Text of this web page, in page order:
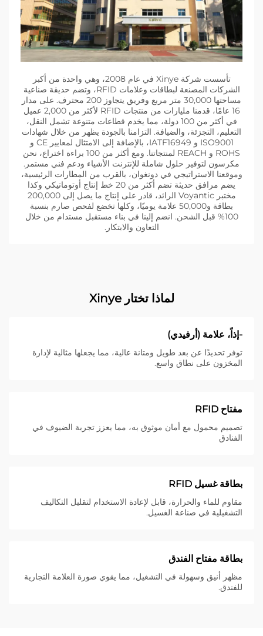
تأسست شركة Xinye في عام 2008، وهي واحدة من أكبر
الشركات المصنعة لبطاقات وعلامات RFID، وتضم حديقة صناعية
مساحتها 30,000 متر مربع وفريق يتجاوز 200 محترف. على مدار
16 عامًا، قدمنا مليارات من منتجات RFID لأكثر من 2,000 عميل
في أكثر من 100 دولة، مما يخدم قطاعات متنوعة تشمل النقل،
التعليم، التجزئة، والضيافة. التزامنا بالجودة يظهر من خلال شهادات
ISO9001 و IATF16949، بالإضافة إلى الامتثال لمعايير CE و
ROHS و REACH لمنتجاتنا. ومع أكثر من 100 براءة اختراع، نحن
مكرسون لتوفير حلول شاملة للإنترنت الأشياء ودعم فني مستمر.
وموقعنا الاستراتيجي في دونغوان، بالقرب من المطارات الرئيسية،
يضم مرافق حديثة تضم أكثر من 20 خط إنتاج أوتوماتيكي وكذا
مختبر Voyantic الرائد، قادر على إنتاج ما يصل إلى 200,000
بطاقة و50,000 علامة يوميًا، وكلها تخضع لفحص صارم بنسبة
100% قبل الشحن. انضم إلينا في بناء مستقبل مستدام من خلال
التعاون والابتكار.
لماذا تختار Xinye
-إذاً، علامة (أرفيدي)
توفر تحديدًا عن بعد طويل ومتانة عالية، مما يجعلها مثالية لإدارة
المخزون على نطاق واسع.
مفتاح RFID
تصميم محمول مع أمان موثوق به، مما يعزز تجربة الضيوف في
الفنادق
بطاقة غسيل RFID
مقاوم للماء والحرارة، قابل لإعادة الاستخدام لتقليل التكاليف
التشغيلية في صناعة الغسيل.
بطاقة مفتاح الفندق
مظهر أنيق وسهولة في التشغيل، مما يقوي صورة العلامة التجارية
للفندق.